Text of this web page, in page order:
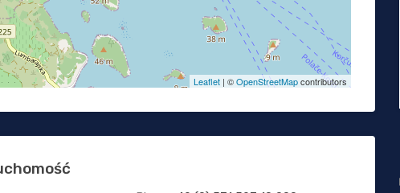
Leaflet| ©OpenStreetMapcontributors